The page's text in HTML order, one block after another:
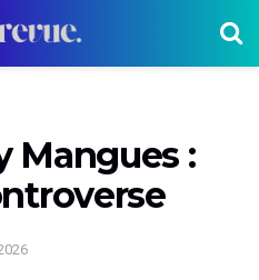
Mangues :